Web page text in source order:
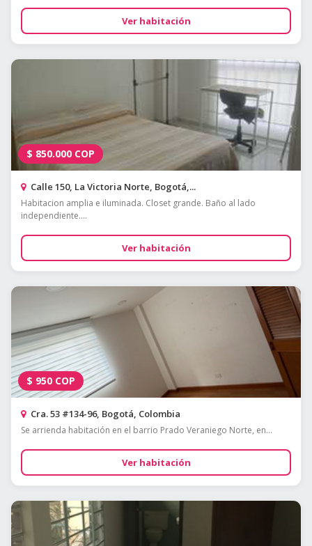
Ver habitación
$ 850.000 COP
Calle 150, La Victoria Norte, Bogotá,...
Habitacion amplia e iluminada. Closet grande. Baño al lado
independiente....
Ver habitación
$ 950 COP
Cra. 53 #134-96, Bogotá, Colombia
Se arrienda habitación en el barrio Prado Veraniego Norte, en...
Ver habitación